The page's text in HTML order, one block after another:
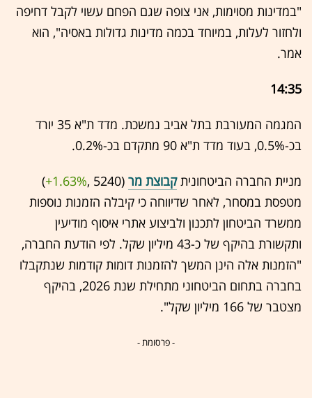
"במדינות מסוימות, אני צופה שגם הפחם עשוי לקבל דחיפה
ולחזור לעלות, במיוחד בכמה מדינות גדולות באסיה", הוא
אמר.
14:35
המגמה המעורבת בתל אביב נמשכת. מדד ת"א 35 יורד
בכ-0.5%, בעוד מדד ת"א 90 מתקדם בכ-0.2%.
מניית החברה הביטחוניתקבוצת מר (5240 ,‎
+1.63%
‏)
מטפסת במסחר, לאחר שדיווחה כי קיבלה הזמנות נוספות
ממשרד הביטחון לתכנון ולביצוע אתרי איסוף מודיעין
ותקשורת בהיקף של כ-43 מיליון שקל. לפי הודעת החברה,
"הזמנות אלה הינן המשך להזמנות דומות קודמות שנתקבלו
בחברה בתחום הביטחוני מתחילת שנת 2026, בהיקף
מצטבר של 166 מיליון שקל".
- פרסומת -